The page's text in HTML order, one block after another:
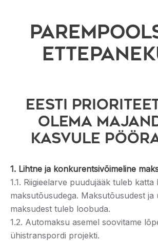
Eesti
olema
kasvule
1. Lihtne ja konkurentsivõimeline
1.1. Riigieelarve puudujääk tuleb
maksutõusudega. Maksutõusudest ja
maksudest tuleb loobuda.
1.2. Automaksu asemel soovitame
ühistranspordi projekti.